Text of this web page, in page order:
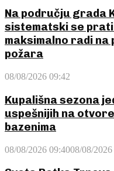
Na području grada
sistematski se
maksimalno radi na
požara
08/08/2026 09:42
Kupališna sezona
uspešnijih na
bazenima
08/08/2026 09:4008/08/